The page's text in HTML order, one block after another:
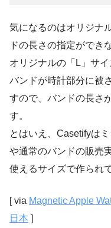
気になるのはオリジナ
ドの長さの指定ができ
オリジナルの「L」サ
バンドが時計部分に被
すので、バンドの長さ
す。
とはいえ、Casetifyは
や通常のバンドの販売
使えるサイズで作られ
[ via Magnetic Apple
日本 ]